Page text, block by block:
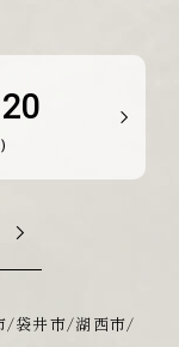
/袋井市/湖西市/